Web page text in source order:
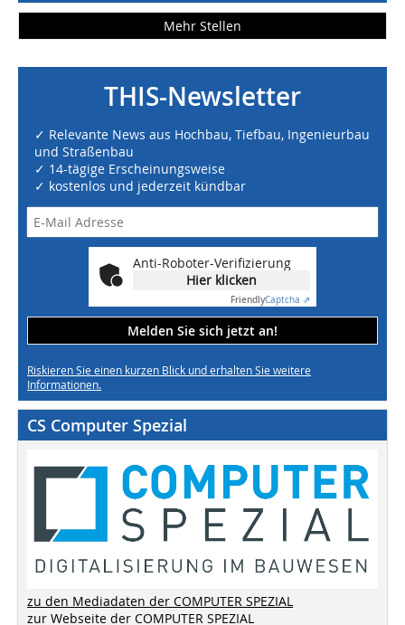
Mehr Stellen
THIS-Newsletter
✓ Relevante News aus Hochbau, Tiefbau, Ingenieurbau
und Straßenbau
✓ 14-tägige Erscheinungsweise
✓ kostenlos und jederzeit kündbar
Anti-Roboter-Verifizierung
Hier klicken
FriendlyCaptcha ⇗
Melden Sie sich jetzt an!
Riskieren Sie einen kurzen Blick und erhalten Sie weitere
Informationen.
CS Computer Spezial
zu den Mediadaten der COMPUTER SPEZIAL
zur Webseite der COMPUTER SPEZIAL